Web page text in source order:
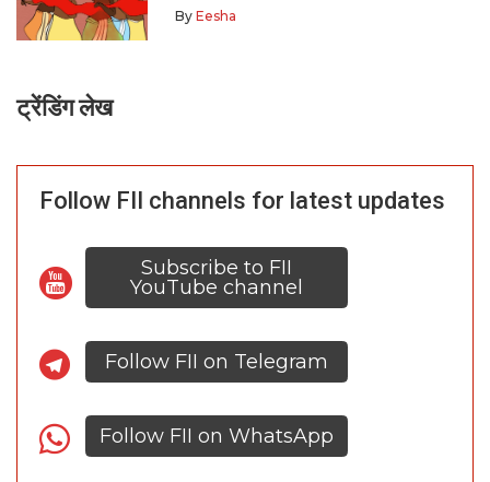
By Eesha
ट्रेंडिंग लेख
Follow FII channels for latest updates
Subscribe to FII
YouTube channel
Follow FII on Telegram
Follow FII on WhatsApp